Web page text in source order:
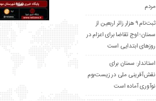
مردم
ثبت‌نام ۹ هزار زائر اربعین از
سمنان؛ اوج تقاضا برای اعزام در
روزهای ابتدایی است
استاندار: سمنان برای
نقش‌آفرینی ملی در زیست‌بوم
نوآوری آماده است